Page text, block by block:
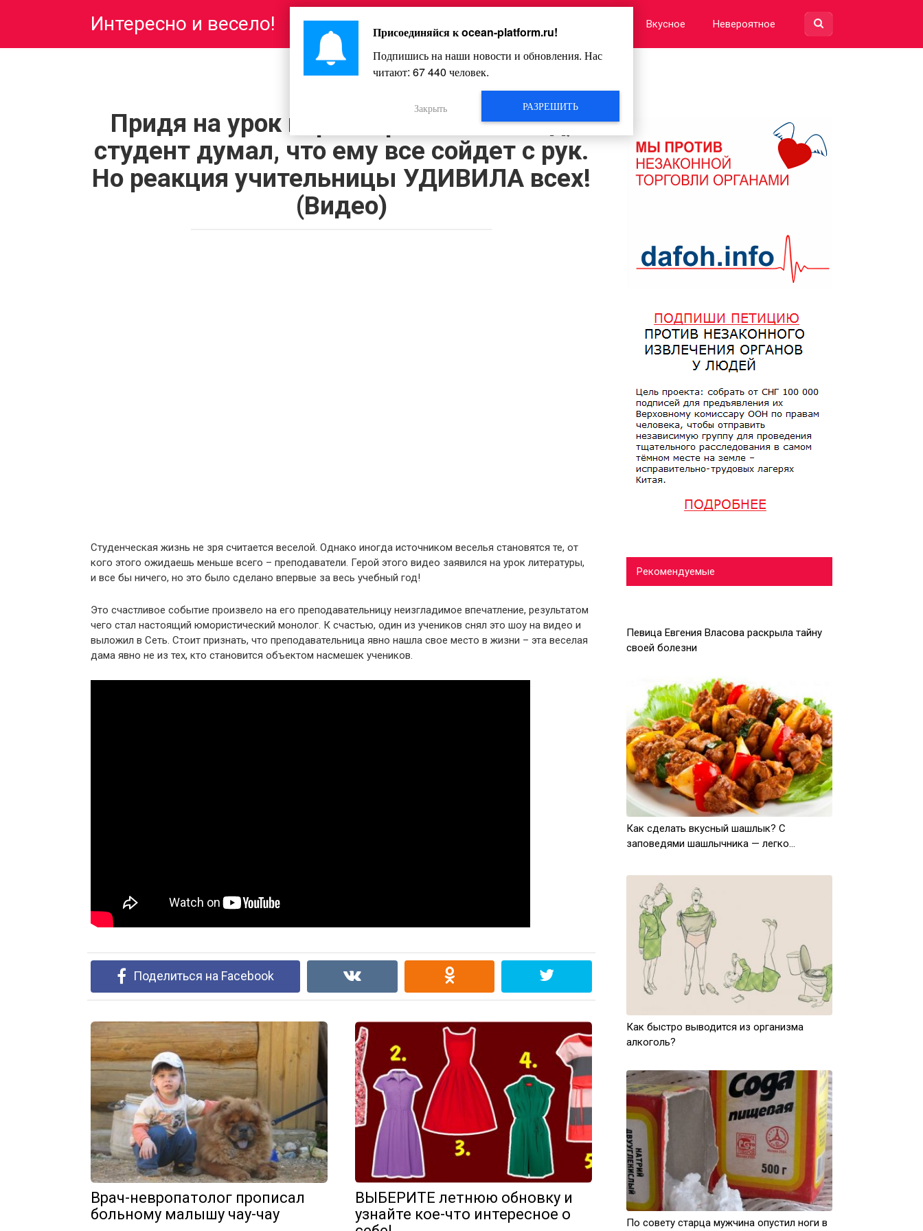
Интересно и весело! Главная Вкусное Невероятное
Придя на урок первый раз за весь год,
студент думал, что ему все сойдет с рук.
Но реакция учительницы УДИВИЛА всех!
(Видео)
Студенческая жизнь не зря считается веселой. Однако иногда источником веселья становятся те, от
кого этого ожидаешь меньше всего – преподаватели. Герой этого видео заявился на урок литературы,
и все бы ничего, но это было сделано впервые за весь учебный год!
Это счастливое событие произвело на его преподавательницу неизгладимое впечатление, результатом
чего стал настоящий юмористический монолог. К счастью, один из учеников снял это шоу на видео и
выложил в Сеть. Стоит признать, что преподавательница явно нашла свое место в жизни – эта веселая
дама явно не из тех, кто становится объектом насмешек учеников.
Поделиться на Facebook
Врач-невропатолог прописал
больному малышу чау-чау
ВЫБЕРИТЕ летнюю обновку и
узнайте кое-что интересное о
Рекомендуемые
Певица Евгения Власова раскрыла тайну
своей болезни
Как сделать вкусный шашлык? С
заповедями шашлычника — легко…
Как быстро выводится из организма
алкоголь?
По совету старца мужчина опустил ноги в
Присоединяйся кocean-platform.ru!
Подпишись на наши новости и обновления. Нас
читают: 67 440 человек.
РАЗРЕШИТЬ
Закрыть